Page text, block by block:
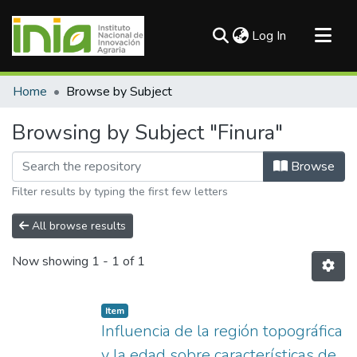
Log In (current)
Communities & Collections
Home Browse by Subject
Browsing by Subject "Finura"
Browse
Filter results by typing the first few letters
All browse results
Now showing 1 - 1 of 1
Item
Influencia de la región topográfica